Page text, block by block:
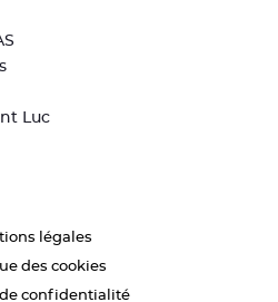
Luc
légales
des cookies
confidentialité